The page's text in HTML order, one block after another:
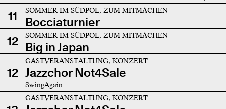
11 SOMMER IM SÜDPOL, ZUM MITMACHEN
Bocciaturnier
12
SOMMER IM SÜDPOL, ZUM MITMACHEN
Big in Japan
12
GASTVERANSTALTUNG, KONZERT
Jazzchor Not4Sale
SwingAgain
GASTVERANSTALTUNG, KONZERT